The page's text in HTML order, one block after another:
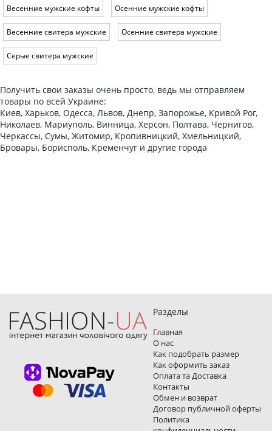
Весенние мужские кофты Осенние мужские кофты
Весенние свитера мужские Осенние свитера мужские
Серые свитера мужские
Получить свои заказы очень просто, ведь мы отправляем
товары по всей Украине:
Киев, Харьков, Одесса, Львов, Днепр, Запорожье, Кривой Рог,
Николаев, Мариуполь, Винница, Херсон, Полтава, Чернигов,
Черкассы, Сумы, Житомир, Кропивницкий, Хмельницкий,
Бровары, Борисполь, Кременчуг и другие города
Разделы
Главная
О нас
Как подобрать размер
Как оформить заказ
Оплата та Доставка
Контакты
Обмен и возврат
Договор публичной оферты
Политика